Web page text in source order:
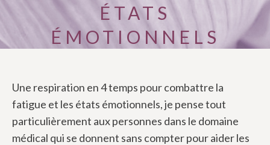
ÉTATS
ÉMOTIONNELS
Une respiration en 4 temps pour combattre la
fatigue et les états émotionnels, je pense tout
particulièrement aux personnes dans le domaine
médical qui se donnent sans compter pour aider les